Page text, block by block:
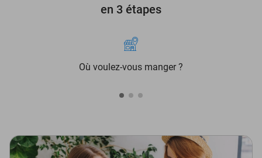
en 3 étapes
Où voulez-vous manger ?